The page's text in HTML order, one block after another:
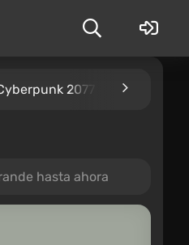
2077
hasta ahora